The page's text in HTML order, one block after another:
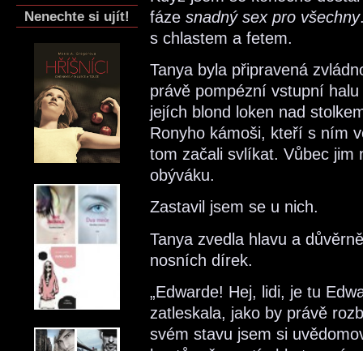
Nenechte si ujít!
fáze snadný sex pro všechny
s chlastem a fetem.
Tanya byla připravená
právě pompézní vstupní
jejích blond loken nad
Ronyho kámoši, kteří s ním
tom začali svlíkat. Vůbec jim
obýváku.
Zastavil jsem se u nich.
Tanya zvedla hlavu a
nosních dírek.
„Edwarde! Hej, lidi, je tu
zatleskala, jako by právě
svém stavu jsem si